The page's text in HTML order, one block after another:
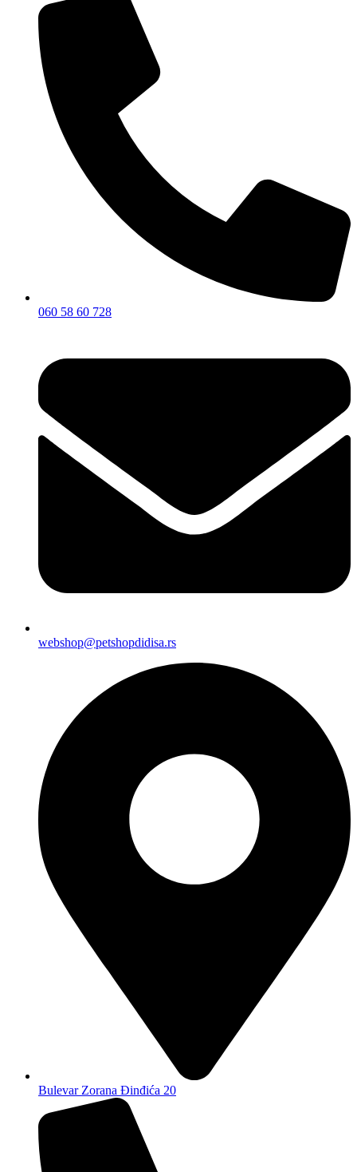
060 58 60 728
webshop@petshopdidisa.rs
Bulevar Zorana Đinđića 20